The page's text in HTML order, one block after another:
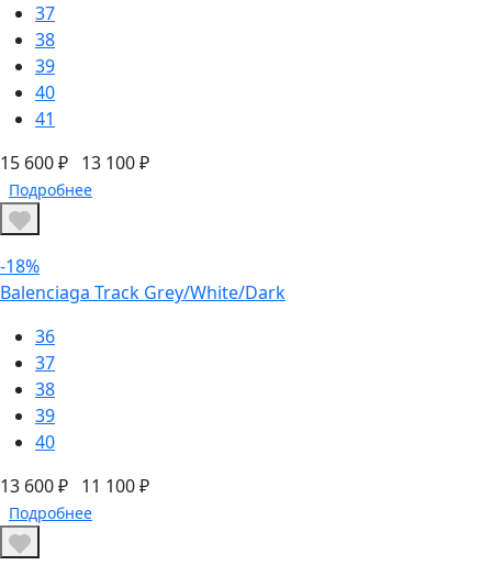
37
38
39
40
41
15 600 ₽ 13 100 ₽
Подробнее
-18%
Balenciaga Track Grey/White/Dark
36
37
38
39
40
13 600 ₽ 11 100 ₽
Подробнее